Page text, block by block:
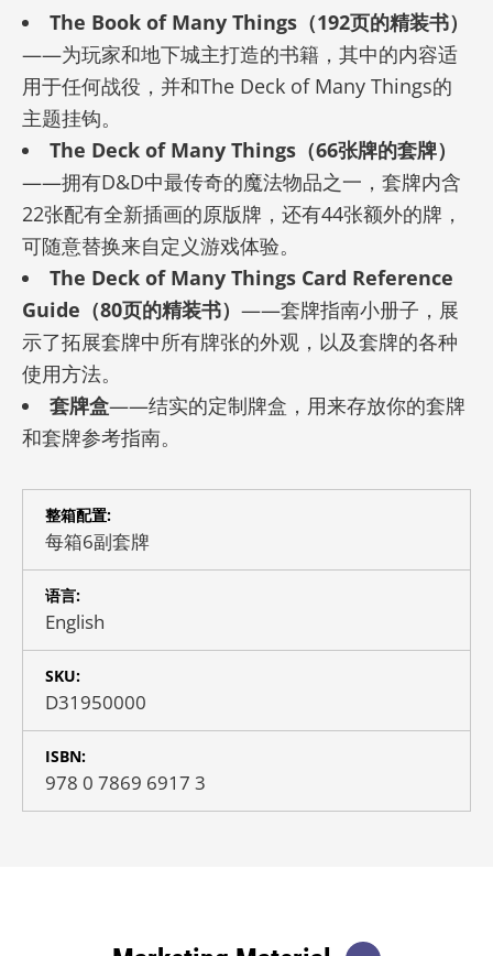
The Book of Many Things（192页的精装书）
——为玩家和地下城主打造的书籍，其中的内容适
用于任何战役，并和The Deck of Many Things的
主题挂钩。
The Deck of Many Things（66张牌的套牌）
——拥有D&D中最传奇的魔法物品之一，套牌内含
22张配有全新插画的原版牌，还有44张额外的牌，
可随意替换来自定义游戏体验。
The Deck of Many Things Card Reference
Guide（80页的精装书） ——套牌指南小册子，展
示了拓展套牌中所有牌张的外观，以及套牌的各种
使用方法。
套牌盒——结实的定制牌盒，用来存放你的套牌
和套牌参考指南。
整箱配置:
每箱6副套牌
语言:
English
SKU:
D31950000
ISBN:
978 0 7869 6917 3